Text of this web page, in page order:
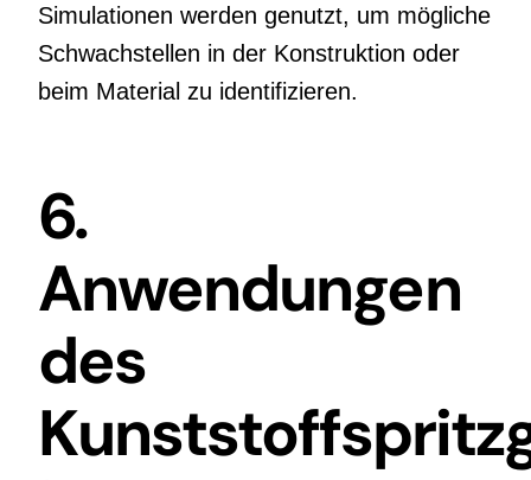
Simulationen werden genutzt, um mögliche
Schwachstellen in der Konstruktion oder
beim Material zu identifizieren.
6.
Anwendungen
des